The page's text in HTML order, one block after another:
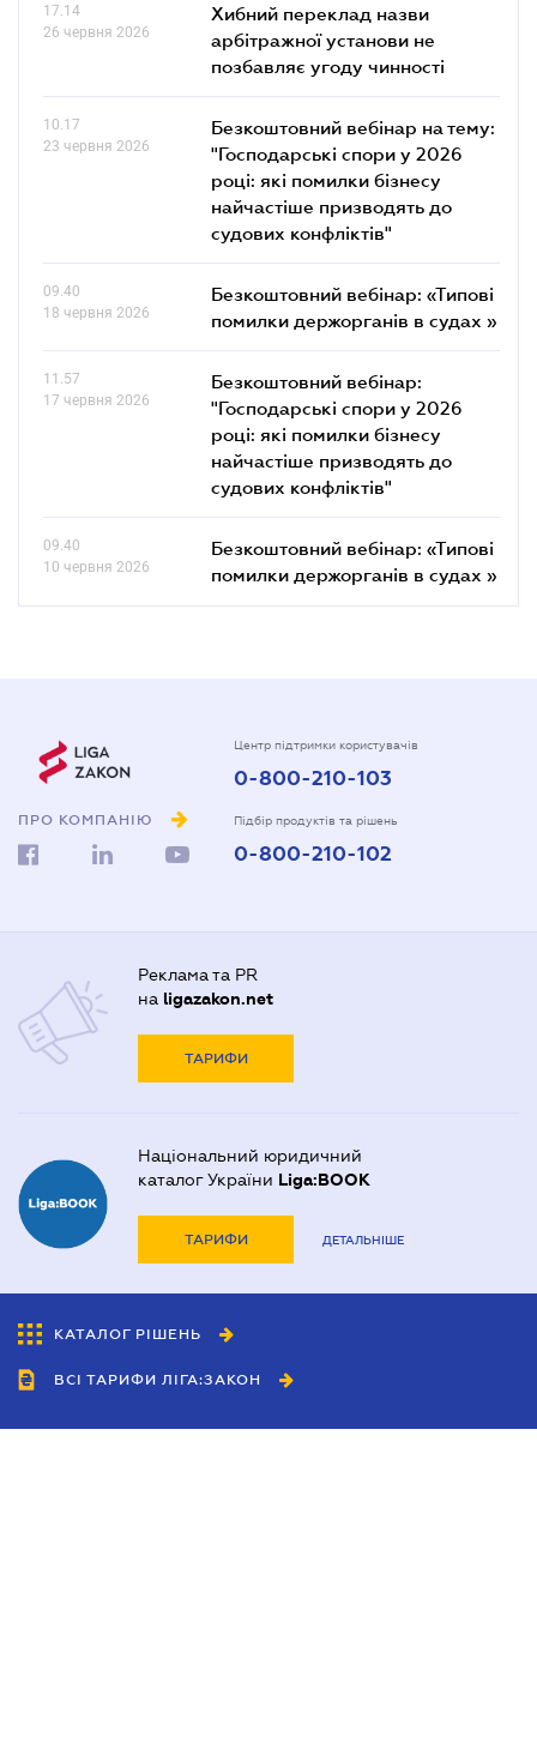
17.14
26 червня 2026
Хибний переклад назви
арбітражної установи не
позбавляє угоду чинності
10.17
23 червня 2026
Безкоштовний вебінар на тему:
"Господарські спори у 2026
році: які помилки бізнесу
найчастіше призводять до
судових конфліктів"
09.40
18 червня 2026
Безкоштовний вебінар: «Типові
помилки держорганів в судах »
11.57
17 червня 2026
Безкоштовний вебінар:
"Господарські спори у 2026
році: які помилки бізнесу
найчастіше призводять до
судових конфліктів"
09.40
10 червня 2026
Безкоштовний вебінар: «Типові
помилки держорганів в судах »
ПРО КОМПАНІЮ
Центр підтримки користувачів
0-800-210-103
Підбір продуктів та рішень
0-800-210-102
Реклама та PR
на ligazakon.net
ТАРИФИ
Національний юридичний
каталог України Liga:BOOK
ТАРИФИ ДЕТАЛЬНІШЕ
КАТАЛОГ РІШЕНЬ
ВСІ ТАРИФИ ЛІГА:ЗАКОН